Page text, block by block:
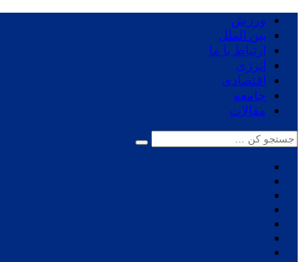
ورزش
بین الملل
ارتباط با ما
انرژی
اقتصادی
جامعه
مقالات